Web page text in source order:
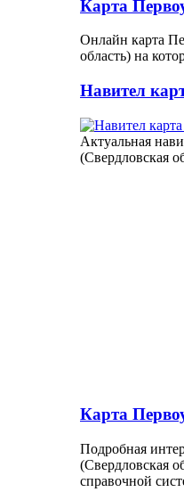
Карта
Онлайн карта
область) на
Навител
Актуальная
(Свердловская
Карта
Подробная
(Свердловская
справочной